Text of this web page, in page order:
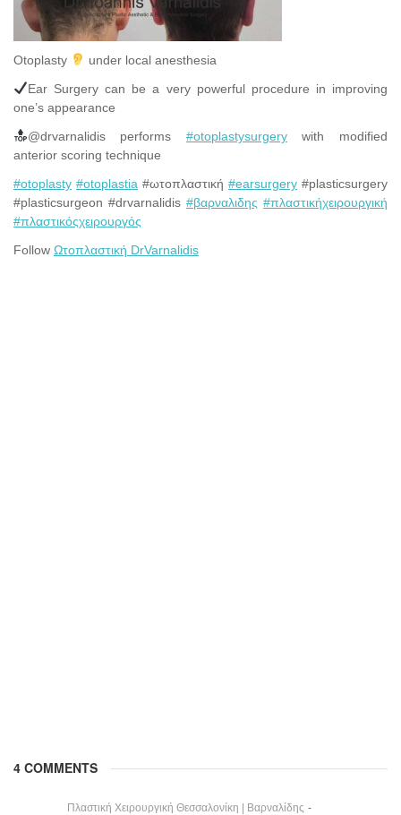
Otoplasty
under local anesthesia
Ear Surgery can be a very powerful procedure in improving
one’s appearance
@drvarnalidis performs #otoplastysurgerywith modified
anterior scoring technique
#otoplasty #otoplastia #ωτοπλαστική #earsurgery #plasticsurgery
#plasticsurgeon #drvarnalidis #βαρναλιδης #πλαστικήχειρουργική
#πλαστικόςχειρουργός
Follow Ωτοπλαστική DrVarnalidis
4 COMMENTS
Πλαστική Χειρουργική Θεσσαλονίκη | Βαρναλίδης -